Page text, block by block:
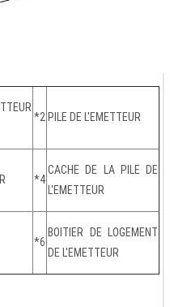
*2 PILE DE L'EMETTEUR
*4
CACHE DE LA PILE DE
L'EMETTEUR
*6
BOITIER DE LOGEMENT
DE L'EMETTEUR